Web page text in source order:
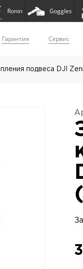
Ronin Goggles
Гарантия Сервис
подвеса DJI